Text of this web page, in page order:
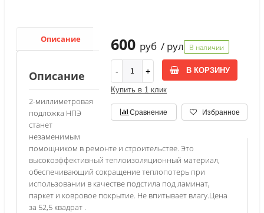
600 руб / рул В наличии
В КОРЗИНУ
Купить в 1 клик
Сравнение Избранное
Описание Характеристики
Описание
2-миллиметровая
подложка НПЭ
станет
незаменимым
помощником в ремонте и строительстве. Это
высокоэффективный теплоизоляционный материал,
обеспечивающий сокращение теплопотерь при
использовании в качестве подстила под ламинат,
паркет и ковровое покрытие. Не впитывает влагу.Цена
за 52,5 квадрат .